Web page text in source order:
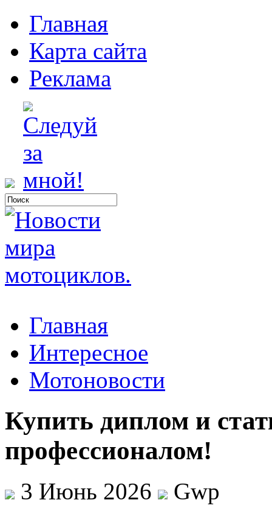
Главная
Карта сайта
Реклама
Главная
Интересное
Мотоновости
Купить диплом и
профессионалом!
3 Июнь 2026
Gwp